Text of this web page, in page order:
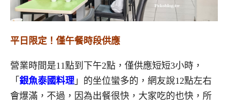
平日限定！僅午餐時段供應
營業時間是11點到下午2點，僅供應短短3小時，
「 銀魚泰國料理 」的坐位蠻多的，網友說12點左右
會爆滿，不過，因為出餐很快，大家吃的也快，所